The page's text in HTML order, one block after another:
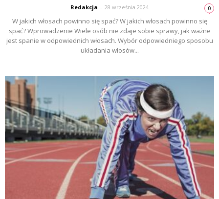
Redakcja - 28 września 2024 0
W jakich włosach powinno się spać? W jakich włosach powinno się
spać? Wprowadzenie Wiele osób nie zdaje sobie sprawy, jak ważne
jest spanie w odpowiednich włosach. Wybór odpowiedniego sposobu
układania włosów...